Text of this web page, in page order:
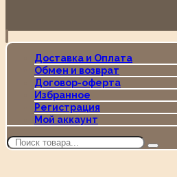
Доставка и Оплата
Обмен и возврат
Договор-оферта
Избранное
Регистрация
Мой аккаунт